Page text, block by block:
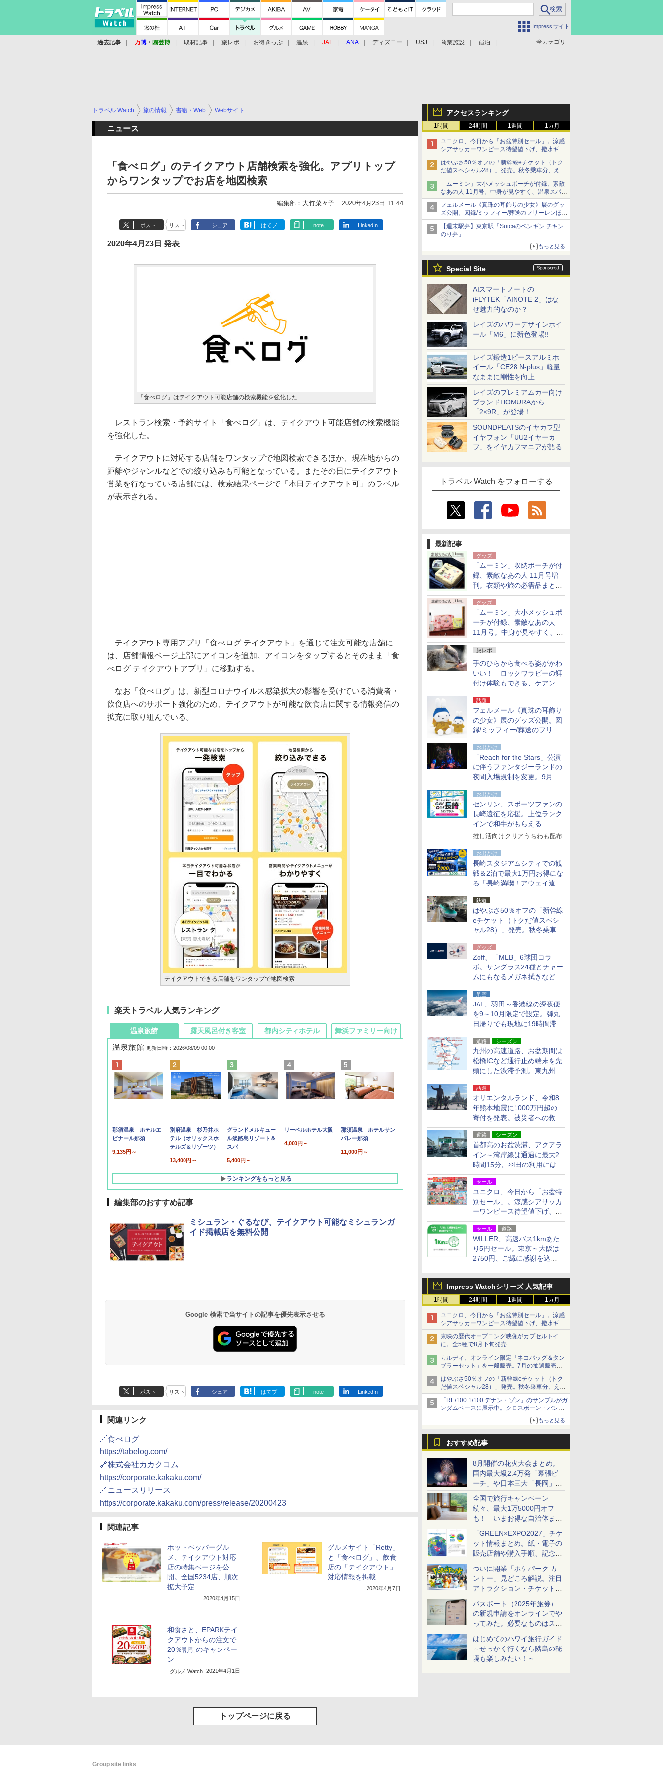
Impress サイト
全カテゴリ
過去記事 万博 ・ 園芸博 取材記事 旅レポ お得きっぷ 温泉 JAL ANA ディズニー USJ 商業施設 宿泊
アクセスランキング
1時間 24時間 1週間 1カ月
ユニクロ、今日から「お盆特別セール」。涼感
シアサッカーワンピース待望値下げ、撥水ギア
ショーツは1990円に
はやぶさ50％オフの「新幹線eチケット（トク
だ値スペシャル28）」発売。秋冬乗車分、えき
ねっと限定
「ムーミン」大小メッシュポーチが付録、素敵
なあの人 11月号。中身が見やすく、温泉スパに
も使える
フェルメール《真珠の耳飾りの少女》展のグッ
ズ公開。図録/ミッフィー/葬送のフリーレンほ
か、注目ブランドコラボが実現
【週末駅弁】東京駅「Suicaのペンギン チキン
のり弁」
もっと見る
Special Site
AIスマートノートの
iFLYTEK「AINOTE 2」はな
ぜ魅力的なのか？
レイズのパワーデザインホイ
ール「M6」に新色登場!!
レイズ鍛造1ピースアルミホ
イール「CE28 N-plus」軽量
なままに剛性を向上
レイズのプレミアムカー向け
ブランドHOMURAから
「2×9R」が登場！
SOUNDPEATSのイヤカフ型
イヤフォン「UU2イヤーカ
フ」をイヤカフマニアが語る
トラベル Watch をフォローする
最新記事
グッズ
「ムーミン」収納ポーチが付
録、素敵なあの人 11月号増
刊。衣類や旅の必需品まとま
る大小2個セット
グッズ
「ムーミン」大小メッシュポ
ーチが付録、素敵なあの人
11月号。中身が見やすく、温
泉スパにも使える
旅レポ
手のひらから食べる姿がかわ
いい！ ロックワラビーの餌
付け体験もできる、ケアンズ
でアサートン高原の日本語ガ
イド付きツアーに参加してみ
た
話題
フェルメール《真珠の耳飾り
の少女》展のグッズ公開。図
録/ミッフィー/葬送のフリー
レンほか、注目ブランドコラ
ボが実現
お出かけ
「Reach for the Stars」公演
に伴うファンタジーランドの
夜間入場規制を変更。9月か
ら18時50分～20時ごろに
お出かけ
ゼンリン、スポーツファンの
長崎遠征を応援。上位ランク
インで和牛がもらえる
「GO！GO！長崎スタンプラ
推し活向けクリアうちわも配布
お出かけ
長崎スタジアムシティでの観
戦＆2泊で最大1万円お得にな
る「長崎満喫！アウェイ遠征
応援キャンペーン」
鉄道
はやぶさ50％オフの「新幹線
eチケット（トクだ値スペシ
ャル28）」発売。秋冬乗車
分、えきねっと限定
グッズ
Zoff、「MLB」6球団コラ
ボ。サングラス24種とチャー
ムにもなるメガネ拭きなど雑
貨24種
航空
JAL、羽田～香港線の深夜便
を9～10月限定で設定。弾丸
日帰りでも現地に19時間滞在
できる
道路 シーズン
九州の高速道路、お盆期間は
松橋ICなど通行止め端末を先
頭にした渋滞予測。東九州道
への迂回は料金調整を実施
話題
オリエンタルランド、令和8
年熊本地震に1000万円超の
寄付を発表。被災者への救援
活動・復旧支援
道路 シーズン
首都高のお盆渋滞、アクアラ
イン～湾岸線は通過に最大2
時間15分。羽田の利用には
「空港西出口」の利用検討を
セール
ユニクロ、今日から「お盆特
別セール」。涼感シアサッカ
ーワンピース待望値下げ、撥
水ギアショーツは1990円に
セール 道路
WILLER、高速バス1kmあた
り5円セール。東京～大阪は
2750円、ご縁に感謝を込め
Impress Watchシリーズ 人気記事
1時間 24時間 1週間 1カ月
ユニクロ、今日から「お盆特別セール」。涼感
シアサッカーワンピース待望値下げ、撥水ギア
ショーツは1990円に
東映の歴代オープニング映像がカプセルトイ
に。全5種で8月下旬発売
カルディ、オンライン限定「ネコバッグ＆タン
ブラーセット」を一般販売。7月の抽選販売の
当選無効分
はやぶさ50％オフの「新幹線eチケット（トク
だ値スペシャル28）」発売。秋冬乗車分、えき
ねっと限定
「RE/100 1/100 デナン・ゾン」のサンプルがガ
ンダムベースに展示中。クロスボーン・バンガ
ードの制式量産機が間もなく発送【ガンダムベ
もっと見る
おすすめ記事
8月開催の花火大会まとめ。
国内最大級2.4万発「幕張ビ
ーチ」や日本三大「長岡」な
ど大型イベント目白押し！
全国で旅行キャンペーン
続々、最大1万5000円オフ
も！ いまお得な自治体まと
め
「GREEN×EXPO2027」チケ
ット情報まとめ。紙・電子の
販売店舗や購入手順、記念チ
ケットも解説
ついに開業「ポケパーク カ
ントー」見どころ解説。注目
アトラクション・チケット手
配・来場前に必要な準備は？
パスポート（2025年旅券）
の新規申請をオンラインでや
ってみた。必要なものはスマ
ホとマイナカードのみ
はじめてのハワイ旅行ガイド
～せっかく行くなら隣島の秘
境も楽しみたい！～
トラベル Watch 旅の情報 書籍・Web Webサイト
ニュース
「食べログ」のテイクアウト店舗検索を強化。アプリトップ
からワンタップでお店を地図検索
編集部：大竹菜々子 2020年4月23日 11:44
ポスト リスト シェア はてブ note LinkedIn
2020年4月23日 発表
「食べログ」はテイクアウト可能店舗の検索機能を強化した
レストラン検索・予約サイト「食べログ」は、テイクアウト可能店舗の検索機能
を強化した。
テイクアウトに対応する店舗をワンタップで地図検索できるほか、現在地からの
距離やジャンルなどでの絞り込みも可能となっている。またその日にテイクアウト
営業を行なっている店舗には、検索結果ページで「本日テイクアウト可」のラベル
が表示される。
テイクアウト専用アプリ「食べログ テイクアウト」を通じて注文可能な店舗に
は、店舗情報ページ上部にアイコンを追加。アイコンをタップするとそのまま「食
べログ テイクアウトアプリ」に移動する。
なお「食べログ」は、新型コロナウイルス感染拡大の影響を受けている消費者・
飲食店へのサポート強化のため、テイクアウトが可能な飲食店に関する情報発信の
拡充に取り組んでいる。
テイクアウトできる店舗をワンタップで地図検索
楽天トラベル 人気ランキング
温泉旅館
温泉旅館 更新日時：2026/08/09 00:00
那須温泉 ホテルエ
ピナール那須
9,135円～
別府温泉 杉乃井ホ
テル（オリックスホ
テルズ＆リゾーツ）
13,400円～
グランドメルキュー
ル淡路島リゾート＆
スパ
5,400円～
リーベルホテル大阪
4,000円～
那須温泉 ホテルサン
バレー那須
11,000円～
ランキングをもっと見る
露天風呂付き客室
10,450円～
19,541円～
都内シティホテル 舞浜ファミリー向け
7,950円～
5,758円～
編集部のおすすめ記事
ミシュラン・ぐるなび、テイクアウト可能なミシュランガ
イド掲載店を無料公開
Google 検索で当サイトの記事を優先表示させる
ポスト リスト シェア はてブ note LinkedIn
関連リンク
🔗食べログ
https://tabelog.com/
🔗株式会社カカクコム
https://corporate.kakaku.com/
🔗ニュースリリース
https://corporate.kakaku.com/press/release/20200423
関連記事
ホットペッパーグル
メ、テイクアウト対応
店の特集ページを公
開。全国5234店、順次
拡大予定
2020年4月15日
グルメサイト「Retty」
と「食べログ」、飲食
店の「テイクアウト」
対応情報を掲載
2020年4月7日
和食さと、EPARKテイ
クアウトからの注文で
20％割引のキャンペー
ン
グルメ Watch 2021年4月1日
トップページに戻る
Group site links